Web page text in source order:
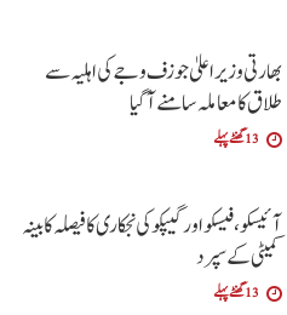
بھارتی وزیراعلیٰ جوزف وجے کی اہلیہ سے
طلاق کا معاملہ سامنے آگیا
13 گھنٹے پہلے
آئیسکو، فیسکو اور گیپکو کی نجکاری کا فیصلہ کابینہ
کمیٹی کے سپرد
13 گھنٹے پہلے